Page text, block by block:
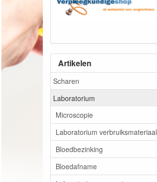
Artikelen
Scharen
Laboratorium
Microscopie
Laboratorium verbruiksmateriaal
Bloedbezinking
Bloedafname